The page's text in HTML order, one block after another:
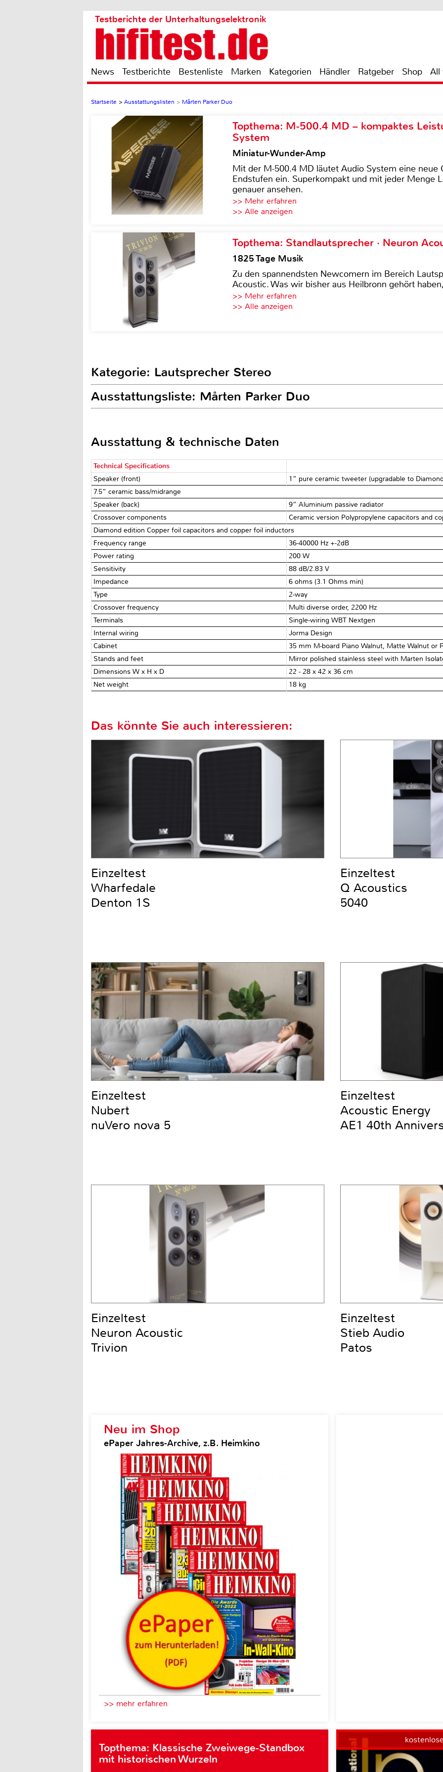
Testberichte der Unterhaltungselektronik
News Testberichte Bestenliste Marken Kategorien Händler Ratgeber Shop All
Startseite > Ausstattungslisten > Mårten Parker Duo
Topthema: M-500.4 MD – kompaktes
System
Miniatur-Wunder-Amp
Mit der M-500.4 MD läutet Audio System eine neue
Endstufen ein. Superkompakt und mit jeder Menge
genauer ansehen.
>> Mehr erfahren
>> Alle anzeigen
Topthema: Standlautsprecher · Neuron
1825 Tage Musik
Zu den spannendsten Newcomern im Bereich
Acoustic. Was wir bisher aus Heilbronn gehört
>> Mehr erfahren
>> Alle anzeigen
Kategorie: Lautsprecher Stereo
Ausstattungsliste: Mårten Parker Duo
Ausstattung & technische Daten
Technical Specifications
Speaker (front)
1” pure ceramic tweeter (upgradable to
7.5” ceramic bass/midrange
Speaker (back)
9” Aluminium passive radiator
Crossover components
Ceramic version Polypropylene capacitors and
Diamond edition Copper foil capacitors and copper foil inductors
Frequency range
36-40000 Hz +-2dB
Power rating
200 W
Sensitivity
88 dB/2.83 V
Impedance
6 ohms (3.1 Ohms min)
Type
2-way
Crossover frequency
Multi diverse order, 2200 Hz
Terminals
Single-wiring WBT Nextgen
Internal wiring
Jorma Design
Cabinet
35 mm M-board Piano Walnut, Matte Walnut or
Stands and feet
Mirror polished stainless steel with Marten
Dimensions W x H x D
22 - 28 x 42 x 36 cm
Net weight
18 kg
Neu im Shop
ePaper Jahres-Archive, z.B. Heimkino
>> mehr erfahren
Topthema: Klassische Zweiwege-Standbox
mit historischen Wurzeln
Das könnte Sie auch interessieren:
Einzeltest
Wharfedale
Denton 1S
Einzeltest
Q Acoustics
5040
Einzeltest
Nubert
nuVero nova 5
Einzeltest
Acoustic Energy
AE1 40th
Einzeltest
Neuron Acoustic
Trivion
Einzeltest
Stieb Audio
Patos